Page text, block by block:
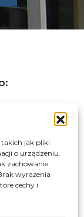
jak pliki
o urządzeniu.
zachowanie
wyrażenia
cechy i